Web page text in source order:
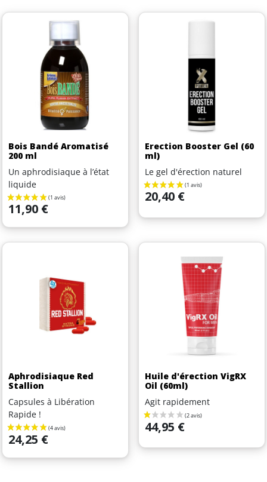
Bois Bandé Aromatisé
200 ml
Un aphrodisiaque à l’état
liquide
Prix
11,90 €
Erection Booster Gel (60
ml)
Le gel d'érection naturel
Prix
20,40 €
Aphrodisiaque Red
Stallion
Capsules à Libération
Rapide !
Prix
24,25 €
Huile d'érection VigRX
Oil (60ml)
Agit rapidement
Prix
44,95 €